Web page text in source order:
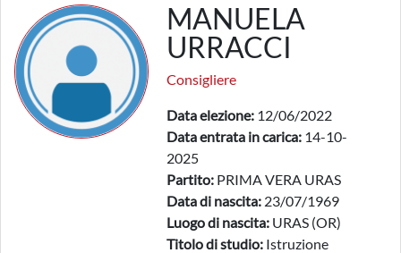
MANUELA
URRACCI
Consigliere
Data elezione: 12/06/2022
Data entrata in carica: 14-10-
2025
Partito: PRIMA VERA URAS
Data di nascita: 23/07/1969
Luogo di nascita: URAS (OR)
Titolo di studio: Istruzione